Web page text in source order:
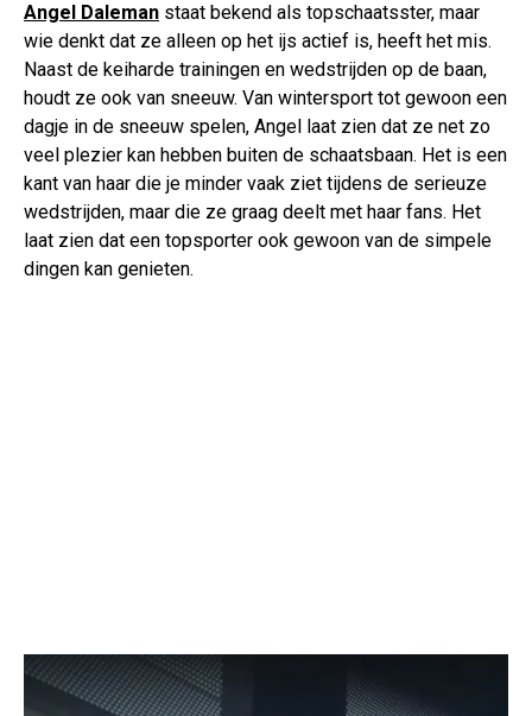
Angel Daleman staat bekend als topschaatsster, maar
wie denkt dat ze alleen op het ijs actief is, heeft het mis.
Naast de keiharde trainingen en wedstrijden op de baan,
houdt ze ook van sneeuw. Van wintersport tot gewoon een
dagje in de sneeuw spelen, Angel laat zien dat ze net zo
veel plezier kan hebben buiten de schaatsbaan. Het is een
kant van haar die je minder vaak ziet tijdens de serieuze
wedstrijden, maar die ze graag deelt met haar fans. Het
laat zien dat een topsporter ook gewoon van de simpele
dingen kan genieten.